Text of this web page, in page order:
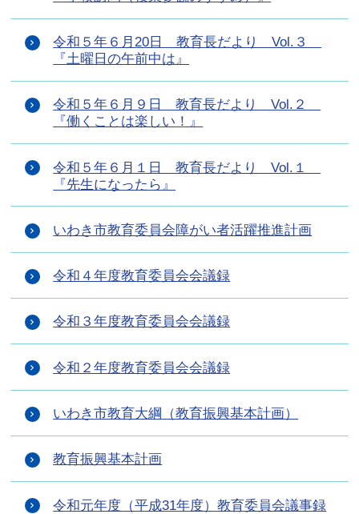
令和５年６月20日 教育長だより Vol.３
『土曜日の午前中は』
令和５年６月９日 教育長だより Vol.２
『働くことは楽しい！』
令和５年６月１日 教育長だより Vol.１
『先生になったら』
いわき市教育委員会障がい者活躍推進計画
令和４年度教育委員会会議録
令和３年度教育委員会会議録
令和２年度教育委員会会議録
いわき市教育大綱（教育振興基本計画）
教育振興基本計画
令和元年度（平成31年度）教育委員会議事録